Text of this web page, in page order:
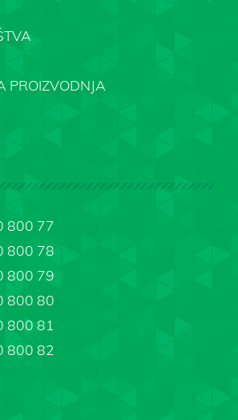
PROIZVODNJA
800 77
800 78
800 79
800 80
800 81
800 82